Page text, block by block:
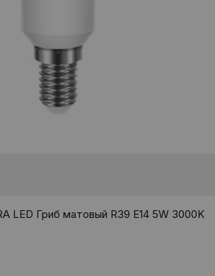
LED Гриб матовый R39 E14 5W 3000K